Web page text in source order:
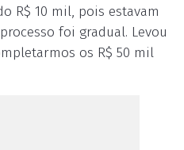
R$ 10 mil, pois estavam
foi gradual. Levou
os R$ 50 mil